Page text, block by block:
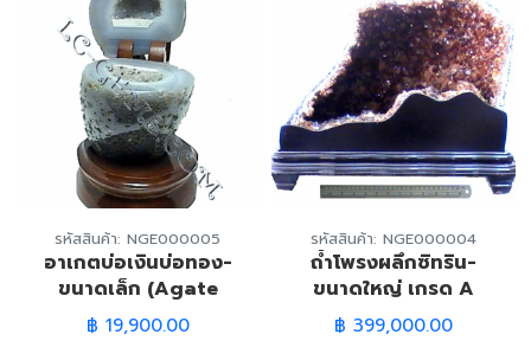
รหัสสินค้า: NGE000005
อาเกตบ่อเงินบ่อทอง-
ขนาดเล็ก (Agate
Wealth Well)
฿ 19,900.00
รหัสสินค้า: NGE000004
ถ้ำโพรงผลึกซิทริน-
ขนาดใหญ่ เกรด A
(Citrine Geode)
฿ 399,000.00